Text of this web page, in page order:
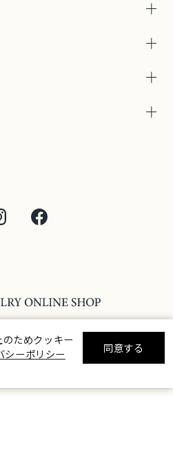
絞り込んで検索する
ためクッキー
シーポリシー
同意する